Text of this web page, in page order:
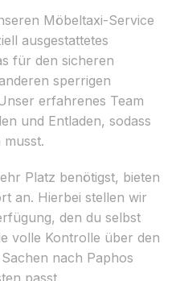
Möbeltaxi-Service
ausgestattetes
für den sicheren
sperrigen
erfahrenes Team
und Entladen, sodass
Platz benötigst, bieten
an. Hierbei stellen wir
den du selbst
volle Kontrolle über den
nach Paphos
passt.